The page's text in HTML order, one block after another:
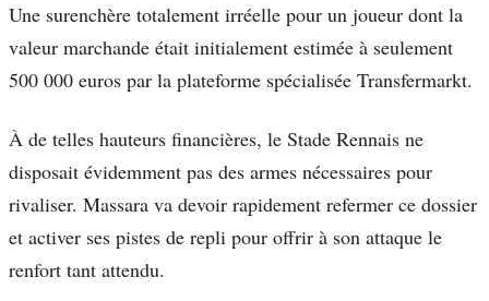
Une surenchère totalement irréelle pour un joueur dont la
valeur marchande était initialement estimée à seulement
500 000 euros par la plateforme spécialisée Transfermarkt.
À de telles hauteurs financières, le Stade Rennais ne
disposait évidemment pas des armes nécessaires pour
rivaliser. Massara va devoir rapidement refermer ce dossier
et activer ses pistes de repli pour offrir à son attaque le
renfort tant attendu.